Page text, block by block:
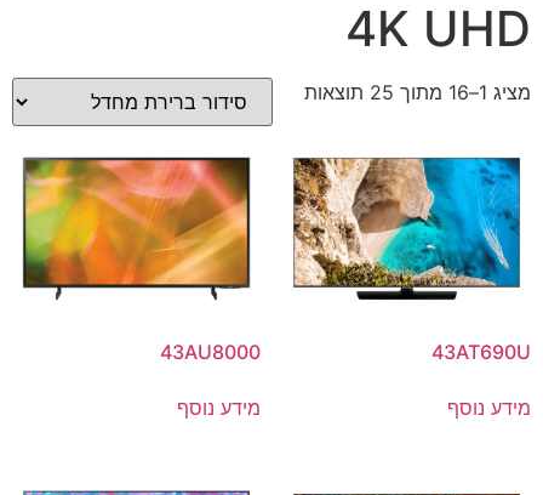
4K UHD
מציג 1–16 מתוך 25 תוצאות
43AT690U
מידע נוסף
43AU8000
מידע נוסף